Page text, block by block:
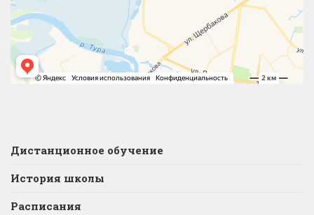
Дистанционное обучение
История школы
Расписания